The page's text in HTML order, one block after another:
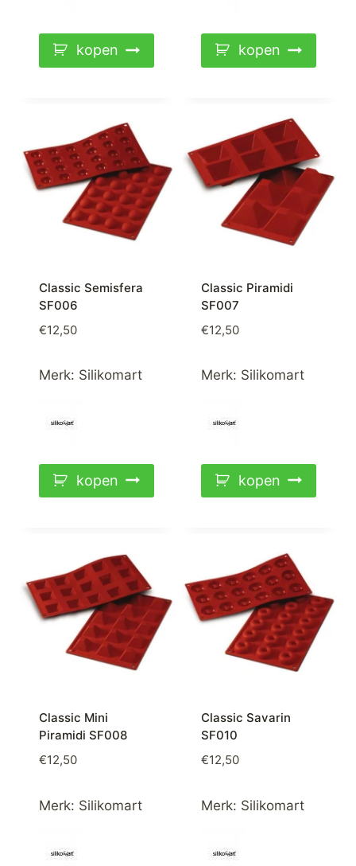
kopen kopen
Classic Semisfera
SF006
€12,50
Merk: Silikomart
kopen
Classic Piramidi
SF007
€12,50
Merk: Silikomart
kopen
Classic Mini
Piramidi SF008
€12,50
Merk: Silikomart
Classic Savarin
SF010
€12,50
Merk: Silikomart